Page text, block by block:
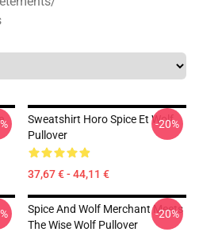
Sweatshirt Horo Spice Et Wolf
Pullover
37,67 € - 44,11 €
-20%
Spice And Wolf Merchant Meets
The Wise Wolf Pullover
-20%